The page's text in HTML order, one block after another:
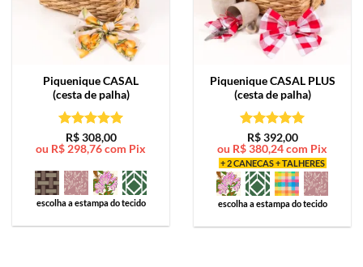
PiqueniqueCASAL
(cesta de palha)
Avaliação5
de 5
R$308,00
ou R$298,76com Pix
escolha a estampa do tecido
PiqueniqueCASAL PLUS
(cesta de palha)
Avaliação5
de 5
R$392,00
ou R$380,24com Pix
+ 2 CANECAS + TALHERES
escolha a estampa do tecido